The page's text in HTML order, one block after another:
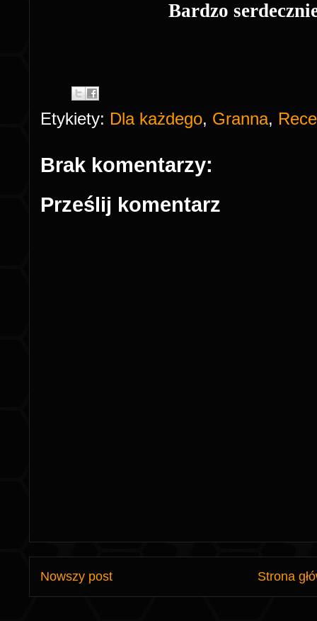
Bardzo
Etykiety: Dla każdego, Granna,
Brak komentarzy:
Prześlij komentarz
Nowszy post Strona